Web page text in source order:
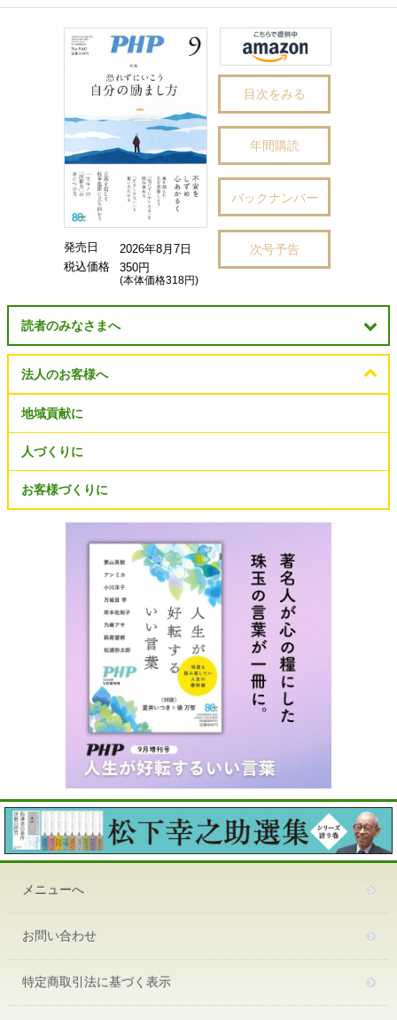
発売日
2026年8月7日
税込価格
350円
(本体価格318円)
目次をみる
年間購読
バックナンバー
次号予告
読者のみなさまへ
法人のお客様へ
地域貢献に
人づくりに
お客様づくりに
メニューへ
お問い合わせ
特定商取引法に基づく表示